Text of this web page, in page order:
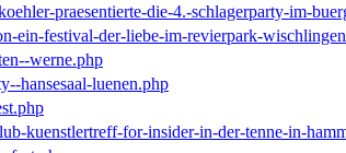
praesentierte-die-4.-schlagerparty-im-
ein-festival-der-liebe-im-revierpark-
werne.php
hansesaal-luenen.php
kuenstlertreff-for-insider-in-der-tenne-in-